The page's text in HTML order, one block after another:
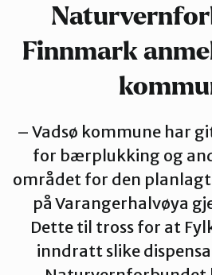
Porsangerfjorden
Stilla og Vest-Finnmark
Tana og Varanger
Finnmark
– Vadsø kommune har
for bærplukking og
området for den
på Varangerhalvøya
Dette til tross for at
inndratt slike